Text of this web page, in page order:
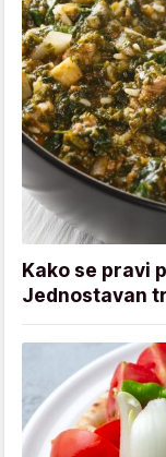
Kako se pravi
Jednostavan